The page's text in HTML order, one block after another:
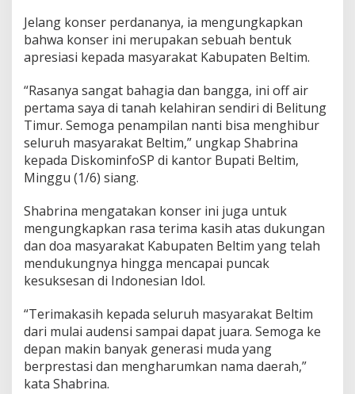
Jelang konser perdananya, ia mengungkapkan
bahwa konser ini merupakan sebuah bentuk
apresiasi kepada masyarakat Kabupaten Beltim.
“Rasanya sangat bahagia dan bangga, ini off air
pertama saya di tanah kelahiran sendiri di Belitung
Timur. Semoga penampilan nanti bisa menghibur
seluruh masyarakat Beltim,” ungkap Shabrina
kepada DiskominfoSP di kantor Bupati Beltim,
Minggu (1/6) siang.
Shabrina mengatakan konser ini juga untuk
mengungkapkan rasa terima kasih atas dukungan
dan doa masyarakat Kabupaten Beltim yang telah
mendukungnya hingga mencapai puncak
kesuksesan di Indonesian Idol.
“Terimakasih kepada seluruh masyarakat Beltim
dari mulai audensi sampai dapat juara. Semoga ke
depan makin banyak generasi muda yang
berprestasi dan mengharumkan nama daerah,”
kata Shabrina.